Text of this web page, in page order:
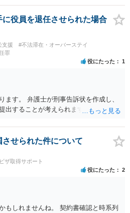
役員を退任させられた場合
支援
#不法滞在・オーバーステイ
罪
役にたった 1
ます。 弁護士が刑事告訴状を作成し、
出することが考えられます。
せられた件について
ザ取得サポート
役にたった 2
もしれませんね。 契約書確認と時系列